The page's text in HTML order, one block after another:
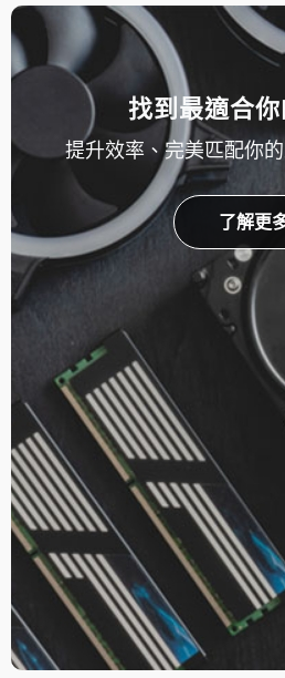
找到最適合
提升效率、完美匹配你
了解更